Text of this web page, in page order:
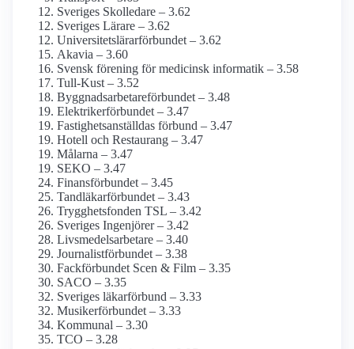
Sveriges Skolledare – 3.62
Sveriges Lärare – 3.62
Universitetslärar­förbundet – 3.62
Akavia – 3.60
Svensk förening för medicinsk informatik – 3.58
Tull-Kust – 3.52
Byggnadsarbetare­förbundet – 3.48
Elektriker­förbundet – 3.47
Fastighets­anställdas förbund – 3.47
Hotell och Restaurang – 3.47
Målarna – 3.47
SEKO – 3.47
Finans­förbundet – 3.45
Tandläkar­förbundet – 3.43
Trygghetsfonden TSL – 3.42
Sveriges Ingenjörer – 3.42
Livsmedels­arbetare – 3.40
Journalist­förbundet – 3.38
Fackförbundet Scen & Film – 3.35
SACO – 3.35
Sveriges läkarförbund – 3.33
Musiker­förbundet – 3.33
Kommunal – 3.30
TCO – 3.28